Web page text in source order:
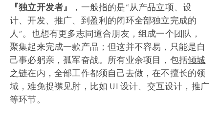
『独立开发者』
，一般指的是“从产品立项、设
计、开发、推广、到盈利的闭环全部独立完成的
人”。也想有更多志同道合朋友，组成一个团队，
聚集起来完成一款产品；但这并不容易，只能是自
己事必躬亲，孤军奋战。所有业余项目，包括倾城
之链在内，全部工作都须自己去做，在不擅长的领
域，难免捉襟见肘，比如 UI 设计、交互设计，推广
等环节。